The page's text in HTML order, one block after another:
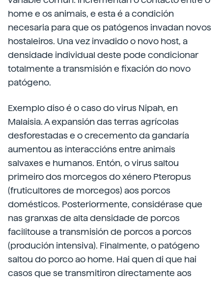
home e os animais, e esta é a condición
necesaria para que os patógenos invadan novos
hostaleiros. Una vez invadido o novo host, a
densidade individual deste pode condicionar
totalmente a transmisión e fixación do novo
patógeno.
Exemplo diso é o caso do virus Nipah, en
Malaisia. A expansión das terras agrícolas
desforestadas e o crecemento da gandaría
aumentou as interaccións entre animais
salvaxes e humanos. Entón, o virus saltou
primeiro dos morcegos do xénero Pteropus
(fruticultores de morcegos) aos porcos
domésticos. Posteriormente, considérase que
nas granxas de alta densidade de porcos
facilitouse a transmisión de porcos a porcos
(produción intensiva). Finalmente, o patógeno
saltou do porco ao home. Hai quen di que hai
casos que se transmitiron directamente aos